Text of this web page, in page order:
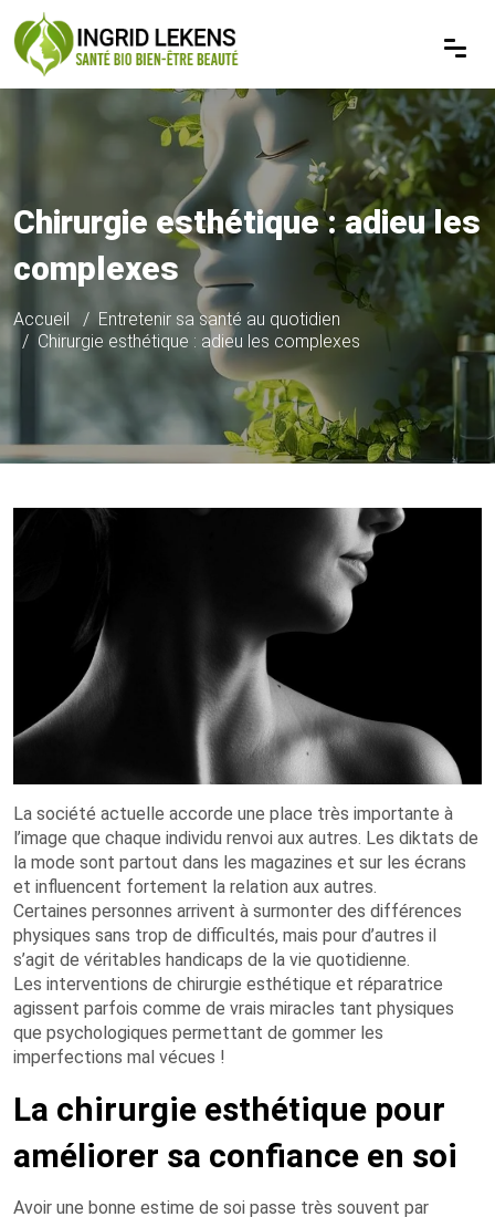
Chirurgie esthétique : adieu les
complexes
Accueil
Entretenir sa santé au quotidien
Chirurgie esthétique : adieu les complexes
La société actuelle accorde une place très importante à
l’image que chaque individu renvoi aux autres. Les diktats de
la mode sont partout dans les magazines et sur les écrans
et influencent fortement la relation aux autres.
Certaines personnes arrivent à surmonter des différences
physiques sans trop de difficultés, mais pour d’autres il
s’agit de véritables handicaps de la vie quotidienne.
Les interventions de chirurgie esthétique et réparatrice
agissent parfois comme de vrais miracles tant physiques
que psychologiques permettant de gommer les
imperfections mal vécues !
La chirurgie esthétique pour
améliorer sa confiance en soi
Avoir une bonne estime de soi passe très souvent par